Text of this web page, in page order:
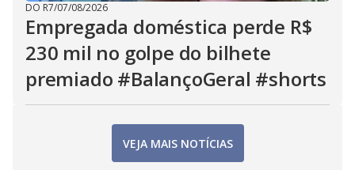
DO R7/07/08/2026
Empregada doméstica perde R$
230 mil no golpe do bilhete
premiado #BalançoGeral #shorts
VEJA MAIS NOTÍCIAS